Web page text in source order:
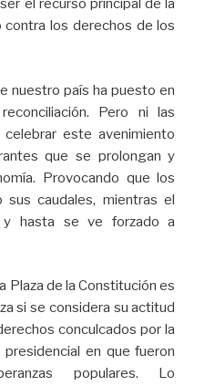
el recurso principal de la
contra los derechos de los
nuestro país ha puesto en
Pero ni las
este avenimiento
que se prolongan y
Provocando que los
sus caudales, mientras el
y hasta se ve forzado a
Plaza de la Constitución es
si se considera su actitud
conculcados por la
en que fueron
populares. Lo